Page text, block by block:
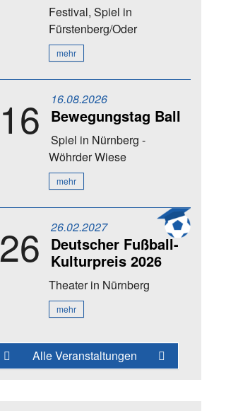
Festival, Spiel in
Fürstenberg/Oder
mehr
16 16.08.2026
Bewegungstag Ball
Spiel in Nürnberg -
Wöhrder Wiese
mehr
26 26.02.2027
Deutscher Fußball-
Kulturpreis 2026
Theaterin Nürnberg
mehr
Alle Veranstaltungen